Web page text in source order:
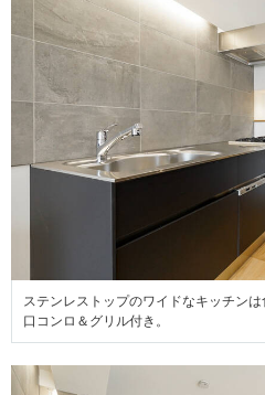
ステンレストップのワイドなキッチン
口コンロ＆グリル付き。